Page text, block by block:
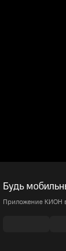
Будь
Приложение КИОН